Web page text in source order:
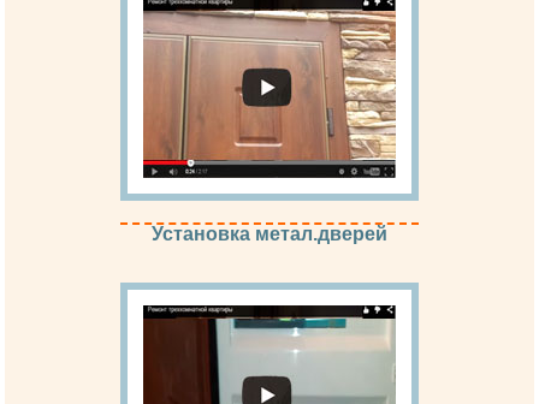
Установка метал.дверей